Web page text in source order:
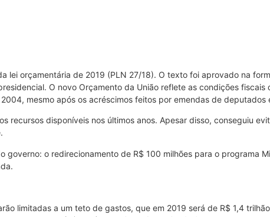
lei orçamentária de 2019 (PLN 27/18). O texto foi aprovado na
O novo Orçamento da União reflete as condições
mesmo após os acréscimos feitos por emendas de deputados
recursos disponíveis nos últimos anos. Apesar disso, conseguiu
o redirecionamento de R$ 100 milhões para o programa
limitadas a um teto de gastos, que em 2019 será de R$ 1,4